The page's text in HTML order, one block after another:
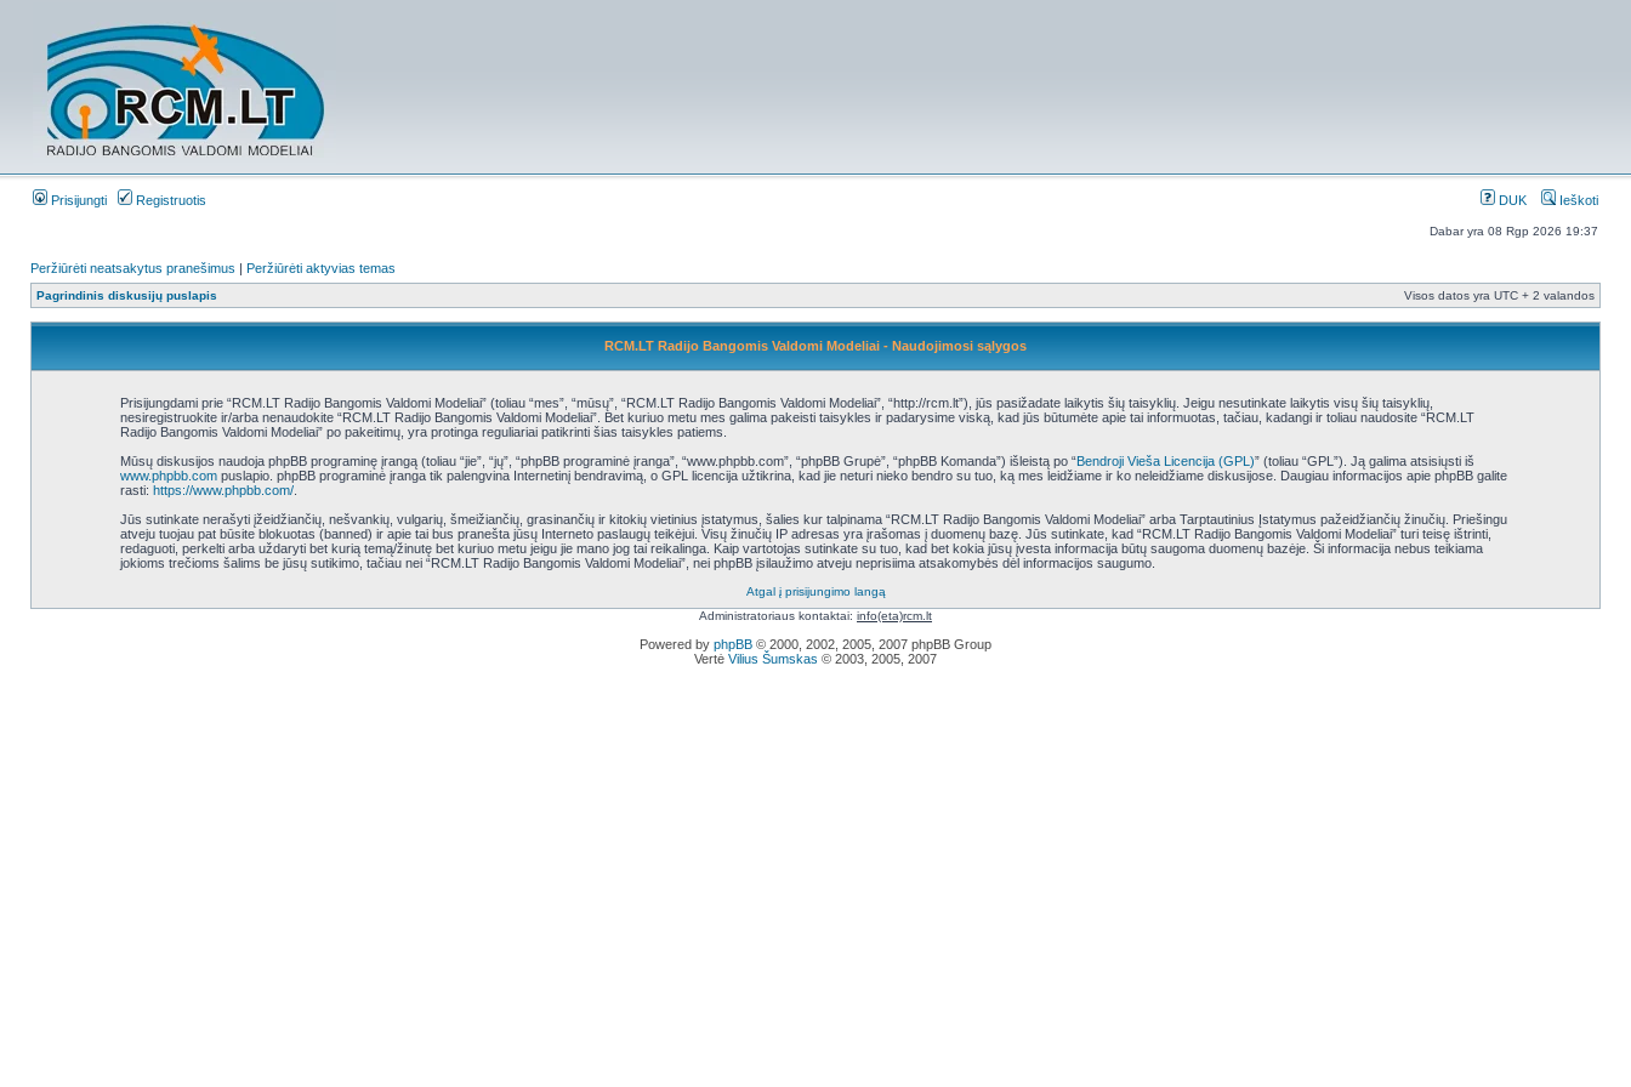
Prisijungti Registruotis DUK Ieškoti
Dabar yra 08 Rgp 2026 19:37
Peržiūrėti neatsakytus pranešimus | Peržiūrėti aktyvias temas
Pagrindinis diskusijų puslapis Visos datos yra UTC + 2 valandos
RCM.LT Radijo Bangomis Valdomi Modeliai - Naudojimosi sąlygos
Prisijungdami prie “RCM.LT Radijo Bangomis Valdomi Modeliai” (toliau “mes”, “mūsų”, “RCM.LT Radijo Bangomis Valdomi Modeliai”, “http://rcm.lt”), jūs pasižadate laikytis šių taisyklių. Jeigu nesutinkate laikytis visų šių taisyklių,
nesiregistruokite ir/arba nenaudokite “RCM.LT Radijo Bangomis Valdomi Modeliai”. Bet kuriuo metu mes galima pakeisti taisykles ir padarysime viską, kad jūs būtumėte apie tai informuotas, tačiau, kadangi ir toliau naudosite “RCM.LT
Radijo Bangomis Valdomi Modeliai” po pakeitimų, yra protinga reguliariai patikrinti šias taisykles patiems.
Mūsų diskusijos naudoja phpBB programinę įrangą (toliau “jie”, “jų”, “phpBB programinė įranga”, “www.phpbb.com”, “phpBB Grupė”, “phpBB Komanda”) išleistą po “Bendroji Vieša Licencija (GPL)” (toliau “GPL”). Ją galima atsisiųsti iš
www.phpbb.compuslapio. phpBB programinė įranga tik palengvina Internetinį bendravimą, o GPL licencija užtikrina, kad jie neturi nieko bendro su tuo, ką mes leidžiame ir ko neleidžiame diskusijose. Daugiau informacijos apie phpBB galite
rasti: https://www.phpbb.com/.
Jūs sutinkate nerašyti įžeidžiančių, nešvankių, vulgarių, šmeižiančių, grasinančių ir kitokių vietinius įstatymus, šalies kur talpinama “RCM.LT Radijo Bangomis Valdomi Modeliai” arba Tarptautinius Įstatymus pažeidžiančių žinučių. Priešingu
atveju tuojau pat būsite blokuotas (banned) ir apie tai bus pranešta jūsų Interneto paslaugų teikėjui. Visų žinučių IP adresas yra įrašomas į duomenų bazę. Jūs sutinkate, kad “RCM.LT Radijo Bangomis Valdomi Modeliai” turi teisę ištrinti,
redaguoti, perkelti arba uždaryti bet kurią temą/žinutę bet kuriuo metu jeigu jie mano jog tai reikalinga. Kaip vartotojas sutinkate su tuo, kad bet kokia jūsų įvesta informacija būtų saugoma duomenų bazėje. Ši informacija nebus teikiama
jokioms trečioms šalims be jūsų sutikimo, tačiau nei “RCM.LT Radijo Bangomis Valdomi Modeliai”, nei phpBB įsilaužimo atveju neprisiima atsakomybės dėl informacijos saugumo.
Atgal į prisijungimo langą
Administratoriaus kontaktai: info(eta)rcm.lt
Powered by phpBB © 2000, 2002, 2005, 2007 phpBB Group
Vertė Vilius Šumskas © 2003, 2005, 2007